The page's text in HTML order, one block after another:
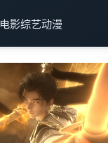
电影综艺动漫